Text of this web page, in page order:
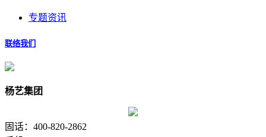
专题资讯
联络我们
杨艺集团
固话：400-820-2862